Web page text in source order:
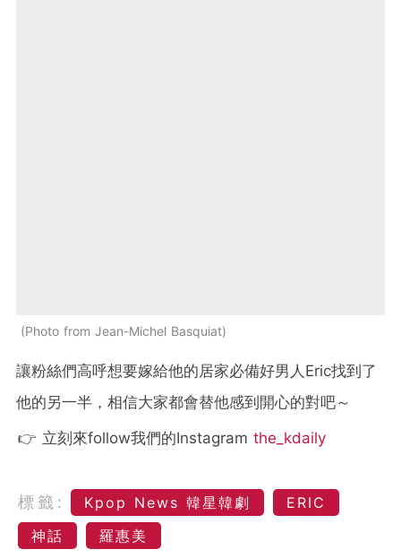
Photo from Jean-Michel Basquiat
讓粉絲們高呼想要嫁給他的居家必備好男人Eric找到了
他的另一半，相信大家都會替他感到開心的對吧～
👉 立刻來follow我們的Instagram the_kdaily
標籤: Kpop News 韓星韓劇
ERIC
神話
羅惠美